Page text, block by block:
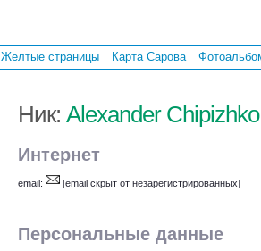
Желтые страницы Карта Сарова
Ник: Alexander Chipizhko
Интернет
email: [email скрыт от незарегистрированных]
Персональные данные